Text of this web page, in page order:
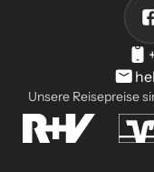
Unsere Reisepreise